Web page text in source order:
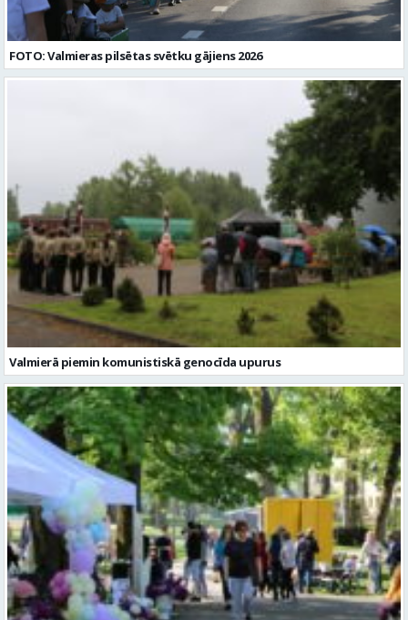
FOTO: Valmieras pilsētas svētku gājiens 2026
Valmierā piemin komunistiskā genocīda upurus